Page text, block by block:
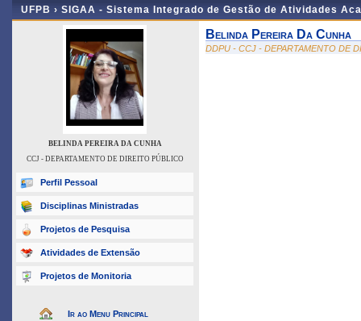
UFPB › SIGAA - Sistema Integrado de Gestão de Atividades
BELINDA PEREIRA DA CUNHA
CCJ - DEPARTAMENTO DE DIREITO PÚBLICO
Perfil Pessoal
Disciplinas Ministradas
Projetos de Pesquisa
Atividades de Extensão
Projetos de Monitoria
Ir ao Menu Principal
Belinda Pereira Da Cunha
DDPU - CCJ - DEPARTAMENTO DE